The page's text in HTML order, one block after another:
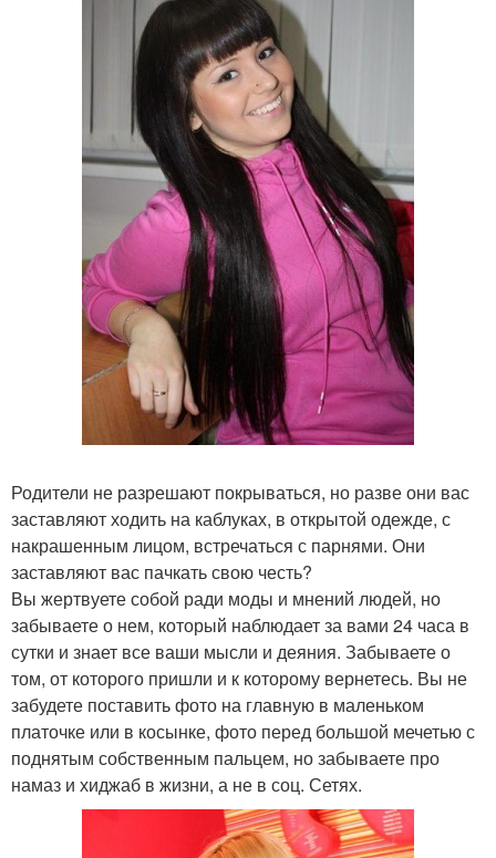
Родители не разрешают покрываться, но разве они вас
заставляют ходить на каблуках, в открытой одежде, с
накрашенным лицом, встречаться с парнями. Они
заставляют вас пачкать свою честь?
Вы жертвуете собой ради моды и мнений людей, но
забываете о нем, который наблюдает за вами 24 часа в
сутки и знает все ваши мысли и деяния. Забываете о
том, от которого пришли и к которому вернетесь. Вы не
забудете поставить фото на главную в маленьком
платочке или в косынке, фото перед большой мечетью с
поднятым собственным пальцем, но забываете про
намаз и хиджаб в жизни, а не в соц. Сетях.